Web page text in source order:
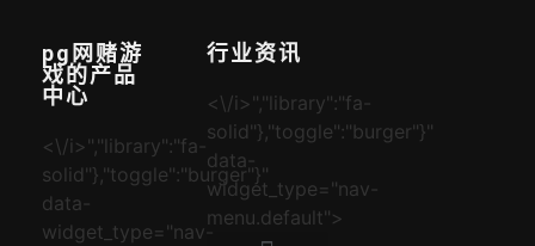
pg网赌游
戏的产品
中心
<\/i>","library":"fa-
solid"},"toggle":"burger"}"
data-
widget_type="nav-
行业资讯
<\/i>","library":"fa-
solid"},"toggle":"burger"}"
data-
widget_type="nav-
menu.default">